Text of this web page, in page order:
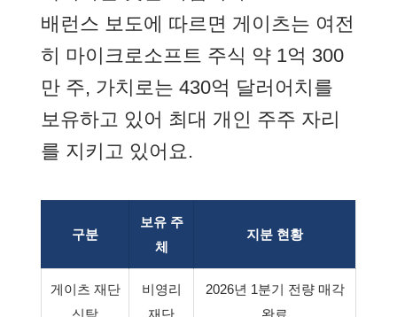
배런스 보도에 따르면 게이츠는 여전
히 마이크로소프트 주식 약 1억 300
만 주, 가치로는 430억 달러어치를
보유하고 있어 최대 개인 주주 자리
를 지키고 있어요.
구분
보유 주
체
지분 현황
게이츠 재단
신탁
비영리
재단
2026년 1분기 전량 매각
완료